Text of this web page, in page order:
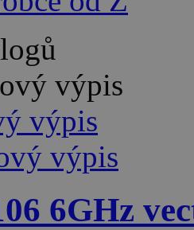
výpis
výpis
výpis
6GHz